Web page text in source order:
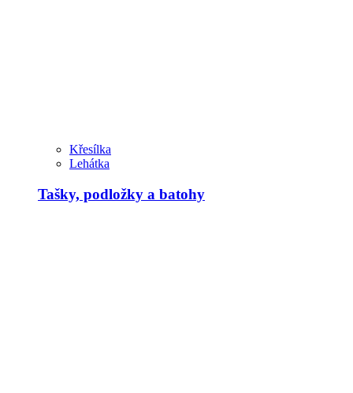
Křesílka
Lehátka
Tašky, podložky a batohy